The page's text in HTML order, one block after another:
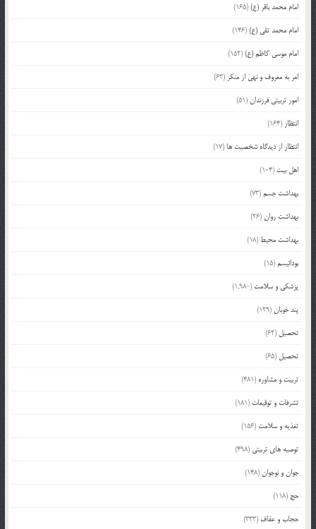
امام محمد باقر (ع)(165)
امام محمد تقی (ع)(146)
امام موسی کاظم (ع)(152)
امر به معروف و نهی از منکر (63)
امور تربیتی فرزندان(51)
انتظار (164)
انتظار از دیدگاه شخصیت ها (17)
اهل بیت (104)
بهداشت جسم(73)
بهداشت روان(26)
بهداشت محیط (18)
بودائیسم(15)
پزشکی و سلامت (1,980)
پند خوبان(129)
تحصیل (62)
تحصیل (65)
تربیت و مشاوره (481)
تشرفات و توقیعات (181)
تغذیه و سلامت (156)
توصیه های تربیتی (498)
جوان و نوجوان(148)
حج (118)
حجاب و عفاف (333)